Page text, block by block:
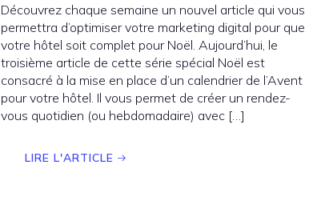
Découvrez chaque semaine un nouvel article qui vous
permettra d’optimiser votre marketing digital pour que
votre hôtel soit complet pour Noël. Aujourd’hui, le
troisième article de cette série spécial Noël est
consacré à la mise en place d’un calendrier de l’Avent
pour votre hôtel. Il vous permet de créer un rendez-
vous quotidien (ou hebdomadaire) avec […]
LIRE L'ARTICLE